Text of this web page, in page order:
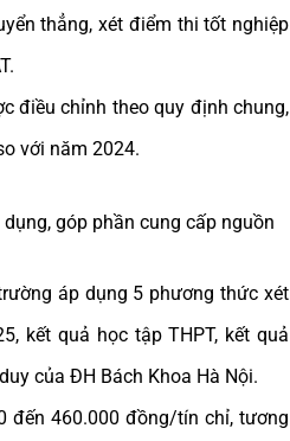
thẳng, xét điểm thi tốt nghiệp
điều chỉnh theo quy định chung,
với năm 2024.
góp phần cung cấp nguồn
áp dụng 5 phương thức xét
kết quả học tập THPT, kết quả
của ĐH Bách Khoa Hà Nội.
đến 460.000 đồng/tín chỉ, tương